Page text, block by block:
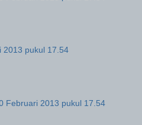
2013 pukul 17.54
Februari 2013 pukul 17.54